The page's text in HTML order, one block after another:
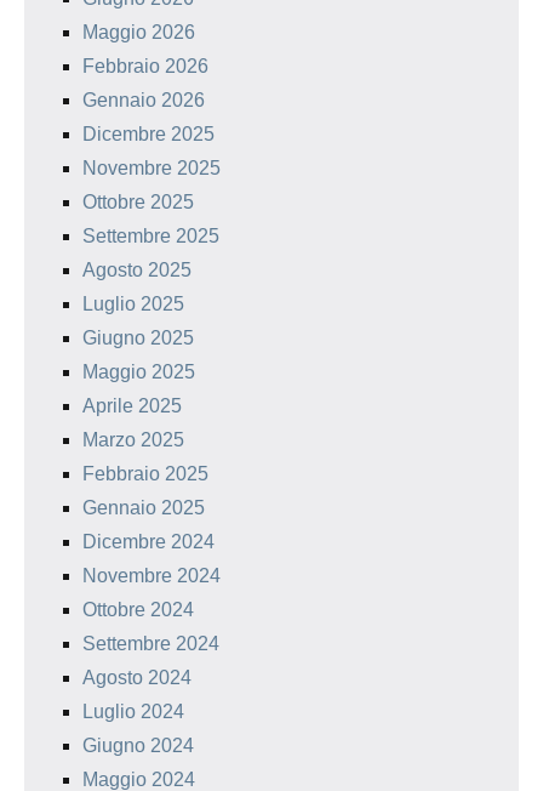
Maggio 2026
Febbraio 2026
Gennaio 2026
Dicembre 2025
Novembre 2025
Ottobre 2025
Settembre 2025
Agosto 2025
Luglio 2025
Giugno 2025
Maggio 2025
Aprile 2025
Marzo 2025
Febbraio 2025
Gennaio 2025
Dicembre 2024
Novembre 2024
Ottobre 2024
Settembre 2024
Agosto 2024
Luglio 2024
Giugno 2024
Maggio 2024